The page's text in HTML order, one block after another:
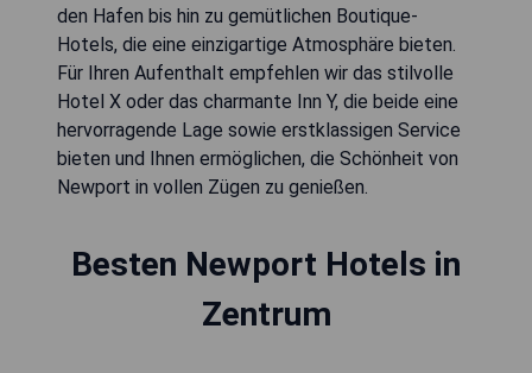
den Hafen bis hin zu gemütlichen Boutique-
Hotels, die eine einzigartige Atmosphäre bieten.
Für Ihren Aufenthalt empfehlen wir das stilvolle
Hotel X oder das charmante Inn Y, die beide eine
hervorragende Lage sowie erstklassigen Service
bieten und Ihnen ermöglichen, die Schönheit von
Newport in vollen Zügen zu genießen.
Besten Newport Hotels in
Zentrum